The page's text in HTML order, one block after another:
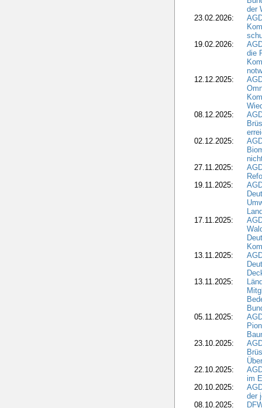
der
23.02.2026:
19.02.2026:
die
12.12.2025:
08.12.2025:
02.12.2025:
27.11.2025:
19.11.2025:
17.11.2025:
13.11.2025:
13.11.2025:
05.11.2025:
23.10.2025:
22.10.2025:
im
20.10.2025:
der
08.10.2025: